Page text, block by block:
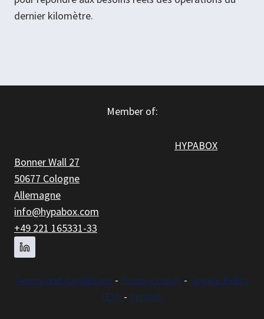
dernier kilomètre.
Member of:
HYPABOX
Bonner Wall 27
50677 Cologne
Allemagne
info@hypabox.com
+49 221 165331-33
Terms and Conditions - Privacy Policy- Cookie Policy
(EU) - Imprint